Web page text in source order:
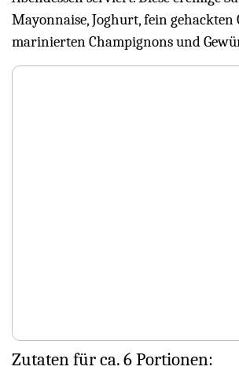
Mayonnaise, Joghurt, fein gehackten
marinierten Champignons und
Zutaten für ca. 6 Portionen: